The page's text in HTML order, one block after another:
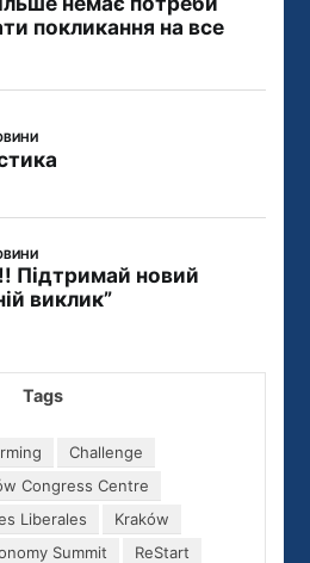
Tags
Challenge
Congress Centre
Liberales
Kraków
Summit
ReStart